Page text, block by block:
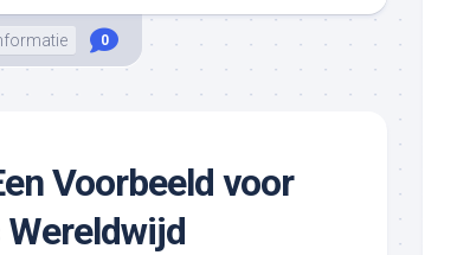
0
Voorbeeld voor